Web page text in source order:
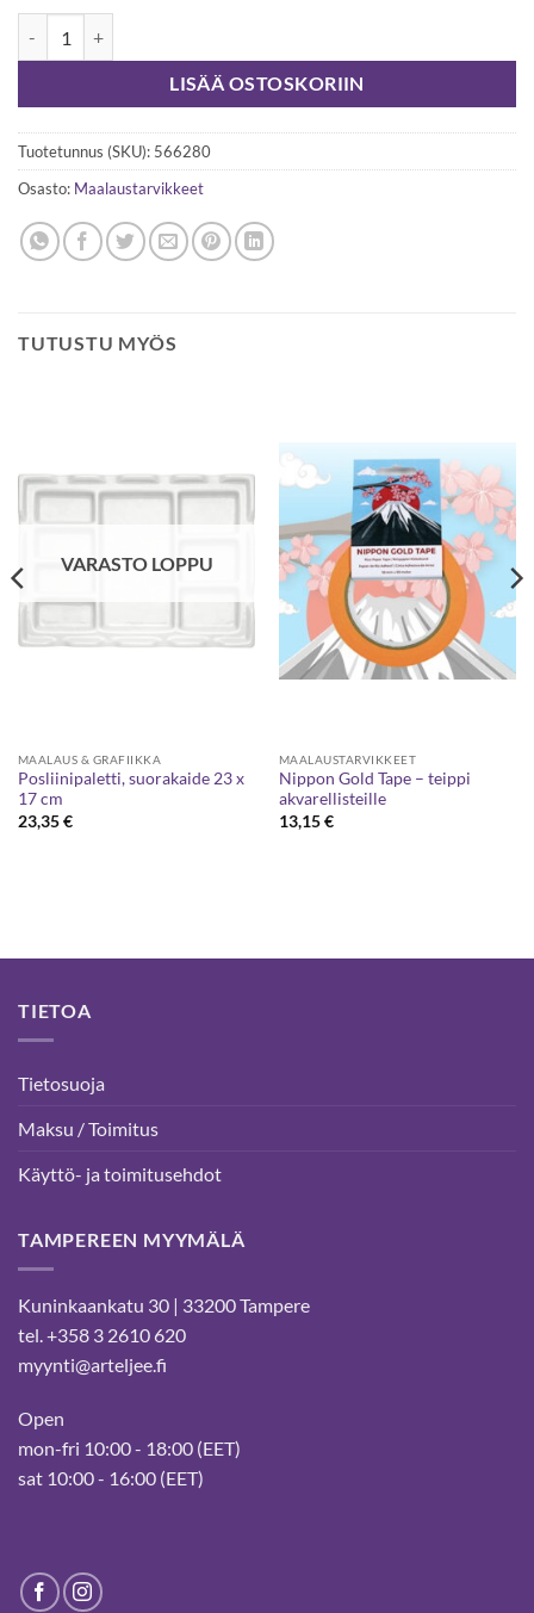
LISÄÄ OSTOSKORIIN
Tuotetunnus (SKU): 566280
Osasto: Maalaustarvikkeet
TUTUSTU MYÖS
VARASTO LOPPU
MAALAUS & GRAFIIKKA
Posliinipaletti, suorakaide 23 x
17 cm
23,35€
MAALAUSTARVIKKEET
Nippon Gold Tape – teippi
akvarellisteille
13,15€
TIETOA
Tietosuoja
Maksu / Toimitus
Käyttö- ja toimitusehdot
TAMPEREEN MYYMÄLÄ
Kuninkaankatu 30 | 33200 Tampere
tel. +358 3 2610 620
myynti@arteljee.fi
Open
mon-fri 10:00 - 18:00 (EET)
sat 10:00 - 16:00 (EET)